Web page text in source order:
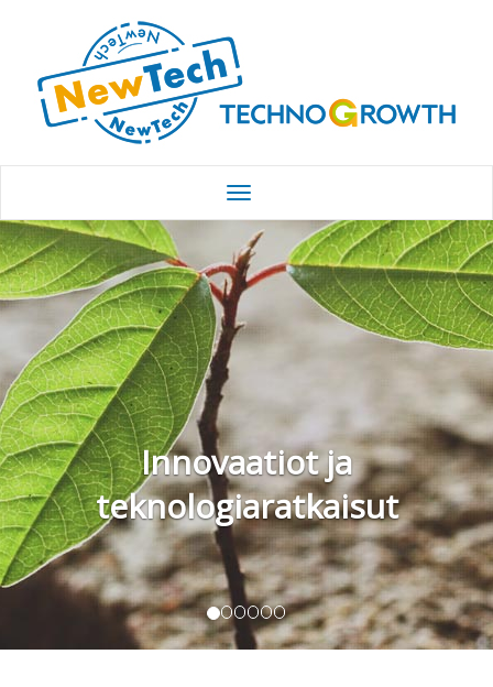
Innovaatiot ja
teknologiaratkaisut